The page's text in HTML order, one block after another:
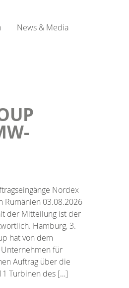
News & Media
Nordex
Rumänien 03.08.2026
der Mitteilung ist der
Hamburg, 3.
hat von dem
für
Auftrag über die
Turbinen des […]